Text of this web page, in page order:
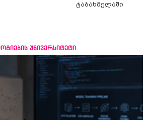
ტაბახმელაში
უნივერსიტეტი